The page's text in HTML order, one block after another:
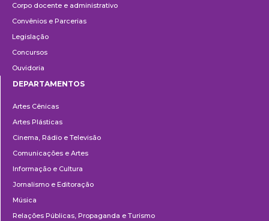
Corpo docente e administrativo
Convênios e Parcerias
Legislação
Concursos
Ouvidoria
DEPARTAMENTOS
Artes Cênicas
Artes Plásticas
Cinema, Rádio e Televisão
Comunicações e Artes
Informação e Cultura
Jornalismo e Editoração
Música
Relações Públicas, Propaganda e Turismo